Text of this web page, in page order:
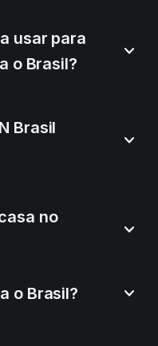
usar para
o Brasil?
Brasil
no
o Brasil?